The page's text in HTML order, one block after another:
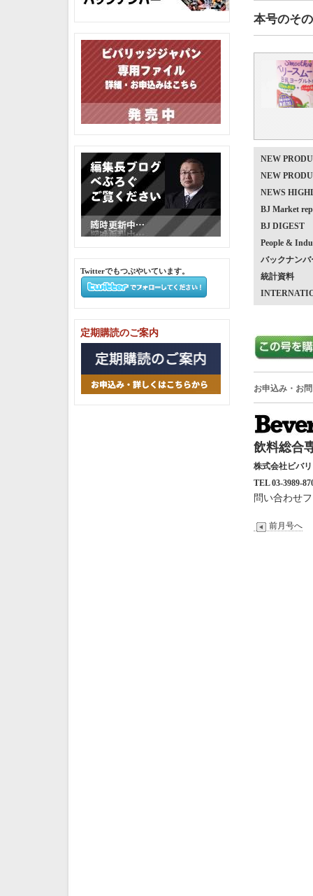
本号のそ
NEW
NEW
NEWS
BJ Market
BJ DIGEST
People &
バックナンバ
統計資料
お申込み・お
飲料総合
株式会社ビバ
TEL 03-3989-
問い合わせ
前月号へ
Twitterでもつぶやいています。
定期購読のご案内